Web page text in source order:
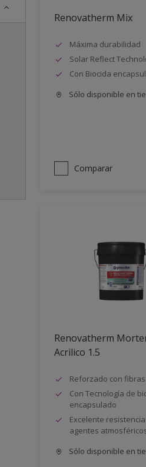
Renovatherm Mix
Máxima durabilidad
Solar Reflect
Con Biocida
Sólo disponible en
Comparar
Renovatherm
Acrilico 1.5
Reforzado con fibras
Con Tecnología de
encapsulado
Excelente
agentes
Sólo disponible en